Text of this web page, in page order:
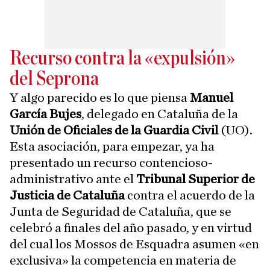
Recurso contra la «expulsión»
del Seprona
Y algo parecido es lo que piensa Manuel
García Bujes, delegado en Cataluña de la
Unión de Oficiales de la Guardia Civil (UO).
Esta asociación, para empezar, ya ha
presentado un recurso contencioso-
administrativo ante el Tribunal Superior de
Justicia de Cataluñacontra el acuerdo de la
Junta de Seguridad de Cataluña, que se
celebró a finales del año pasado, y en virtud
del cual los Mossos de Esquadra asumen «en
exclusiva» la competencia en materia de